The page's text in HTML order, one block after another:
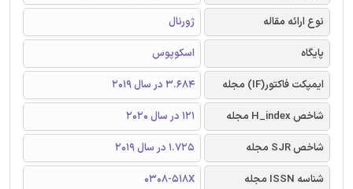
نوع ارائه مقاله
ژورنال
پایگاه
اسکوپوس
ایمپکت فاکتور(IF) مجله
3.684 در سال 2019
شاخص H_index مجله
121 در سال 2020
شاخص SJR مجله
1.725 در سال 2019
شناسه ISSN مجله
0308-518X